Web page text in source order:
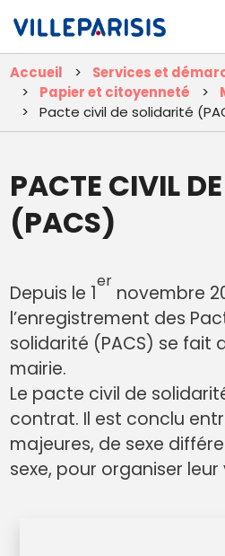
Accueil
Services et
Papier et citoyenneté
Pacte civil de solidarité
PACTE CIVIL
(PACS)
Depuis le 1
er
novembre
l’enregistrement des
solidarité (PACS) se fait
mairie.
Le pacte civil de
contrat. Il est conclu
majeures, de sexe
sexe, pour organiser